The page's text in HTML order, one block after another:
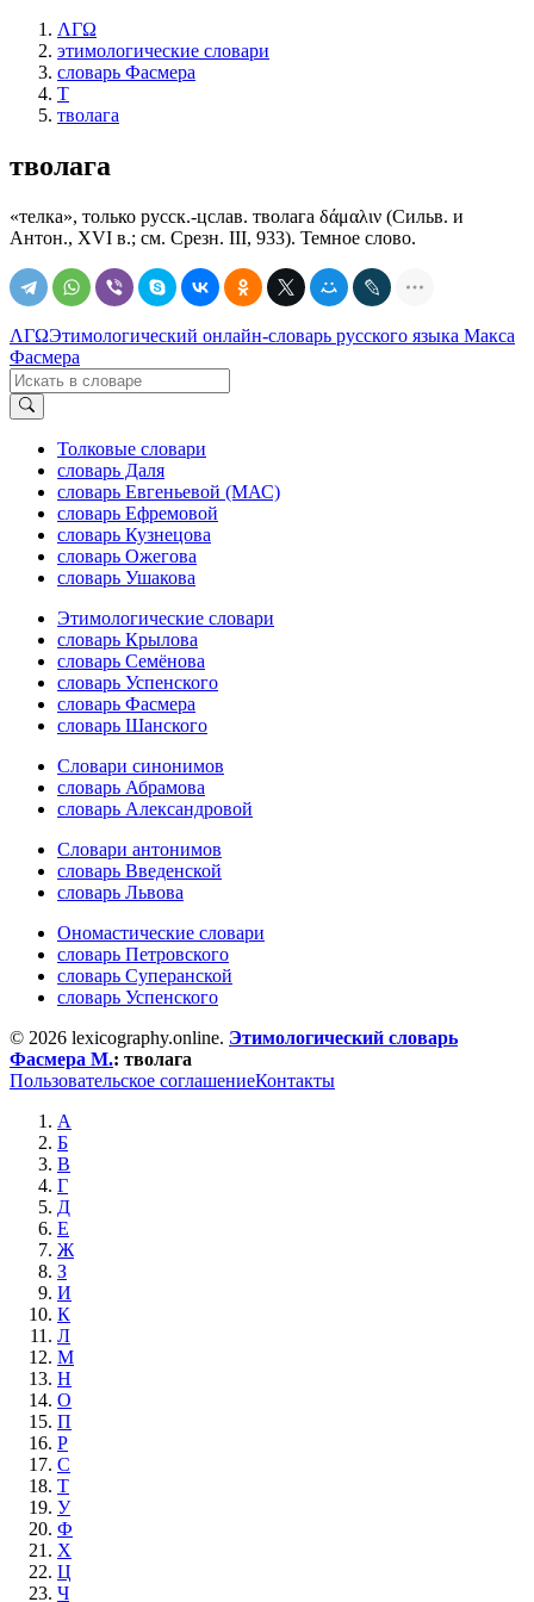
ΛΓΩ
этимологические словари
словарь Фасмера
Т
тволага
тволага
«телка», только русск.-цслав. тволага δάμαλιν (Сильв. и
Антон., ХVI в.; см. Срезн. III, 933). Темное слово.
ΛΓΩЭтимологический онлайн-словарь русского языка Макса
Фасмера
Толковые словари
словарь Даля
словарь Евгеньевой (МАС)
словарь Ефремовой
словарь Кузнецова
словарь Ожегова
словарь Ушакова
Этимологические словари
словарь Крылова
словарь Семёнова
словарь Успенского
словарь Фасмера
словарь Шанского
Словари синонимов
словарь Абрамова
словарь Александровой
Словари антонимов
словарь Введенской
словарь Львова
Ономастические словари
словарь Петровского
словарь Суперанской
словарь Успенского
© 2026 lexicography.online. Этимологический словарь
Фасмера М.: тволага
Пользовательское соглашениеКонтакты
А
Б
В
Г
Д
Е
Ж
З
И
К
Л
М
Н
О
П
Р
С
Т
У
Ф
Х
Ц
Ч